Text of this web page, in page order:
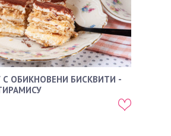
ОБИКНОВЕНИ БИСКВИТИ -